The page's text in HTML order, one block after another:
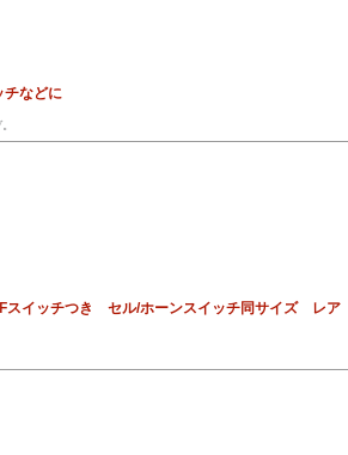
などに
ッチつき セル/ホーンスイッチ同サイズ レア